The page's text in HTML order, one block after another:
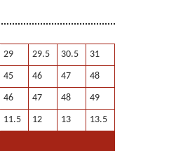
29 29.5 30.5 31
45 46 47 48
46 47 48 49
11.5 12 13 13.5